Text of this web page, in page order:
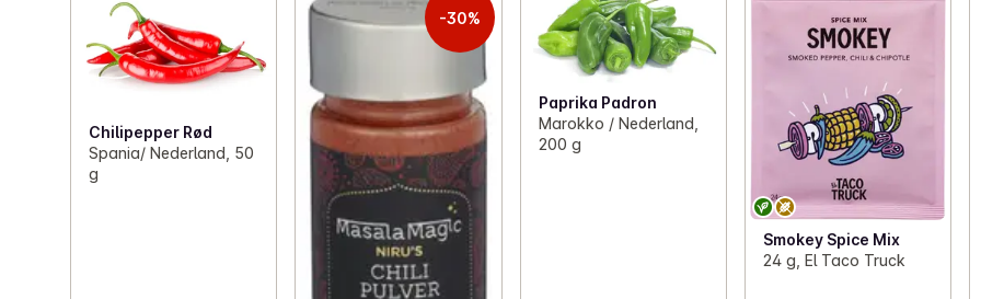
Chilipepper Rød
Spania/ Nederland, 50
g
-30%
Paprika Padron
Marokko / Nederland,
200 g
Smokey Spice Mix
24 g, El Taco Truck